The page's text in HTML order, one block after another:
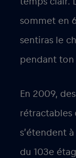
sommet en
sentiras le
pendant ton
En 2009,
rétractables
s’étendent
du 103e